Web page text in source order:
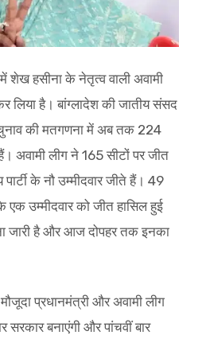
में शेख हसीना के नेतृत्‍व वाली अवामी
लिया है। बांग्‍लादेश की जातीय संसद
की मतगणना में अब तक 224
अवामी लीग ने 165 सीटों पर जीत
के नौ उम्‍मीदवार जीते हैं। 49
एक उम्‍मीदवार को जीत हासिल हुई
जारी है और आज दोपहर तक इनका
प्रधानमंत्री और अवामी लीग
सरकार बनाएंगी और पांचवीं बार